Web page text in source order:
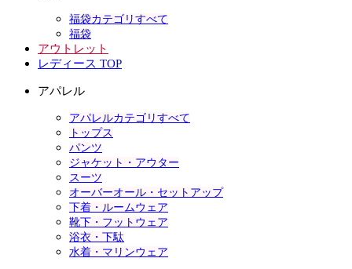
福袋カテゴリすべて
福袋
アウトレット
レディース TOP
アパレル
アパレルカテゴリすべて
トップス
パンツ
ジャケット・アウター
スーツ
オーバーオール・セットアップ
下着・ルームウェア
靴下・フットウェア
浴衣・下駄
水着・マリンウェア